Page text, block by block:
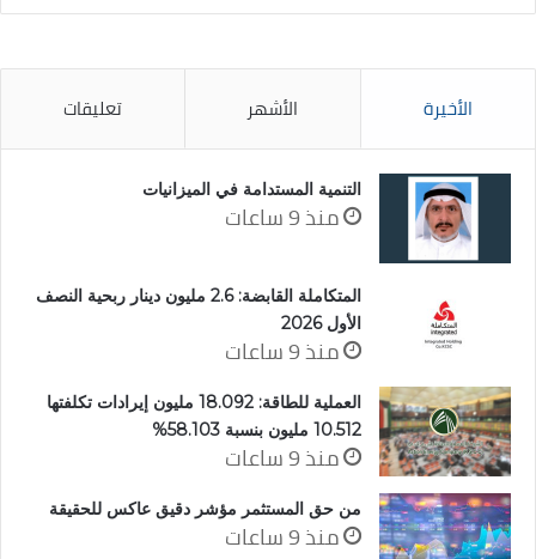
الأخيرة الأشهر تعليقات
التنمية المستدامة في الميزانيات
منذ 9 ساعات
المتكاملة القابضة: 2.6 مليون دينار ربحية النصف
الأول 2026
منذ 9 ساعات
العملية للطاقة: 18.092 مليون إيرادات تكلفتها
10.512 مليون بنسبة 58.103%
منذ 9 ساعات
من حق المستثمر مؤشر دقيق عاكس للحقيقة
منذ 9 ساعات